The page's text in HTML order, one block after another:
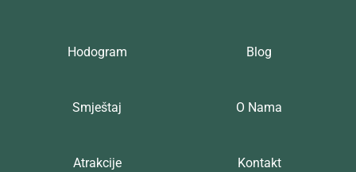
Hodogram
Smještaj
Atrakcije
Blog
O Nama
Kontakt